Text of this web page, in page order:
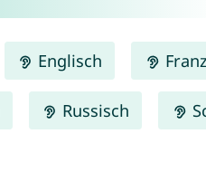
Englisch
Russisch